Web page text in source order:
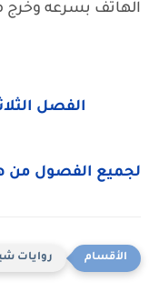
الهاتف بسرعه
الفصل
لجميع الفصول من
روايات